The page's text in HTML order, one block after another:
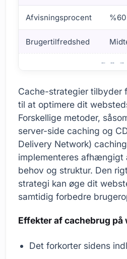
Afvisningsprocent %60
Brugertilfredshed
Cache-strategier tilbyder
til at optimere dit
Forskellige metoder,
server-side caching og
Delivery Network)
implementeres afhængigt
behov og struktur. Den
strategi kan øge dit
samtidig forbedre
Effekter af cachebrug på
Det forkorter sidens